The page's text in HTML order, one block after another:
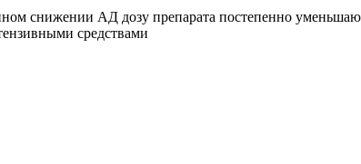
снижении АД дозу препарата постепенно
средствами